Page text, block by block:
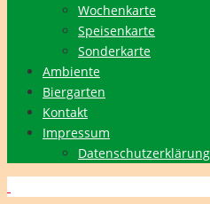
Wochenkarte
Speisenkarte
Sonderkarte
Ambiente
Biergarten
Kontakt
Impressum
Datenschutzerklärung